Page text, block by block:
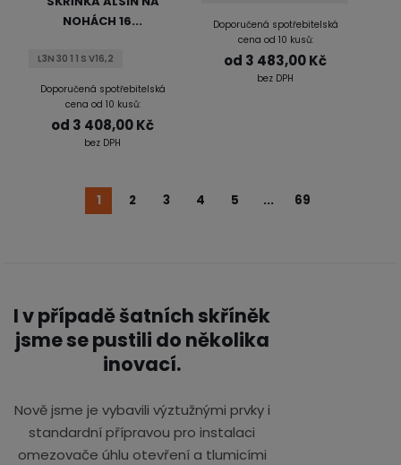
NOHÁCH 16...
L3N 30 1 1 S V16,2
Doporučená spotřebitelská
cena od 10 kusů:
od 3 408,00 Kč
bez DPH
Doporučená spotřebitelská
cena od 10 kusů:
od 3 483,00 Kč
bez DPH
1 2 3 4 5 ... 69
I v případě šatních skříněk
jsme se pustili do několika
inovací.
Nově jsme je vybavili výztužnými prvky i
standardní přípravou pro instalaci
omezovače úhlu otevření a tlumicími